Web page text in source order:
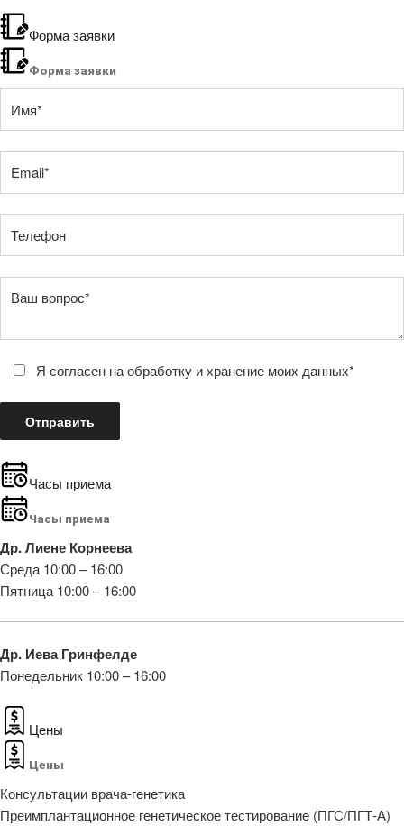
Форма заявки
Форма заявки
Я согласен на обработку и хранение моих данных*
Часы приема
Часы приема
Др. Лиене Корнеева
Среда 10:00 – 16:00
Пятница 10:00 – 16:00
Др. Иева Гринфелде
Понедельник 10:00 – 16:00
Цены
Цены
Консультации врача-генетика
Преимплантационное генетическое тестирование (ПГС/ПГТ-А)